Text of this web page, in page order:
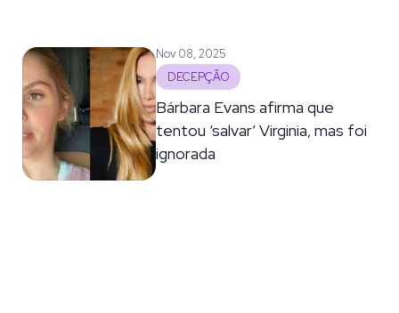
Nov 08, 2025
DECEPÇÃO
Bárbara Evans afirma que
tentou ‘salvar’ Virginia, mas foi
ignorada